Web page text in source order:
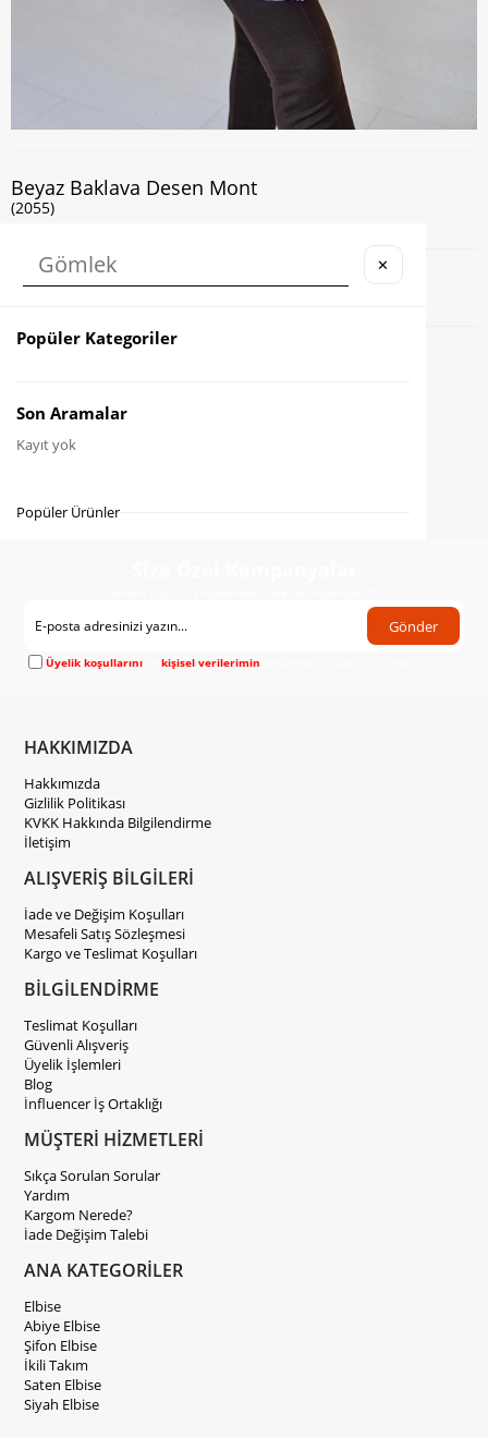
Beyaz Baklava Desen Mont
(2055)
Kapıda Nakit veya Kart ile Ödeme İmkanı
Karşılaştır
Fiyat Düşünce Haber Ver
Gönder
Üyelik koşullarını vekişisel verilerimin
HAKKIMIZDA
Hakkımızda
Gizlilik Politikası
KVKK Hakkında Bilgilendirme
İletişim
ALIŞVERİŞ BİLGİLERİ
İade ve Değişim Koşulları
Mesafeli Satış Sözleşmesi
Kargo ve Teslimat Koşulları
BİLGİLENDİRME
Teslimat Koşulları
Güvenli Alışveriş
Üyelik İşlemleri
Blog
İnfluencer İş Ortaklığı
MÜŞTERİ HİZMETLERİ
Sıkça Sorulan Sorular
Yardım
Kargom Nerede?
İade Değişim Talebi
ANA KATEGORİLER
Elbise
Abiye Elbise
Şifon Elbise
İkili Takım
Saten Elbise
Siyah Elbise
✕
Popüler Kategoriler
Son Aramalar
Kayıt yok
Popüler Ürünler